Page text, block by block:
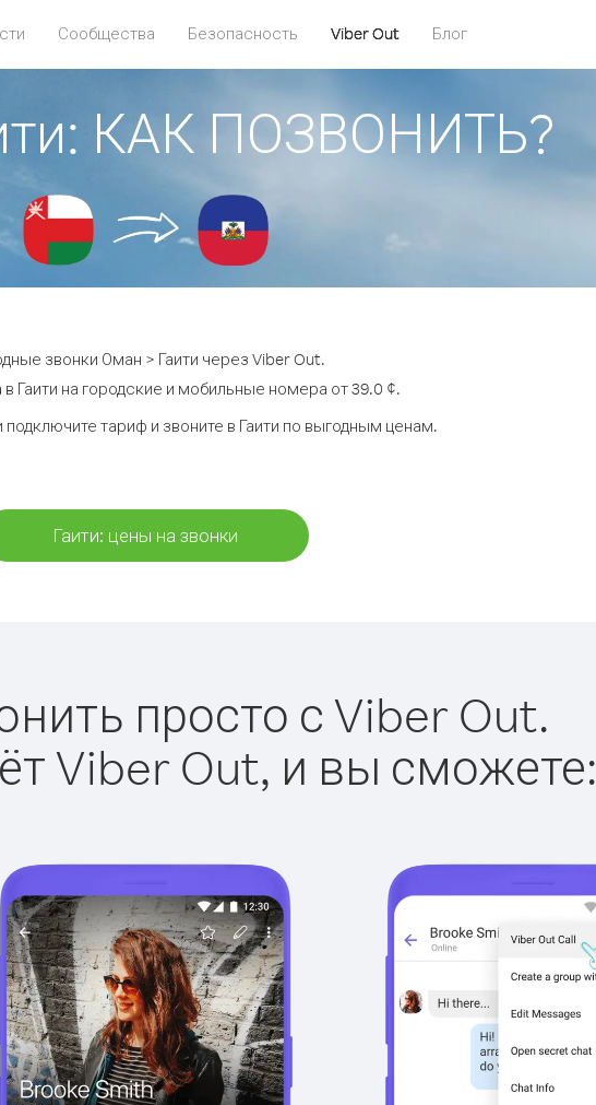
Сообщества Безопасность Viber Out Блог
КАК ПОЗВОНИТЬ?
звонки Оман > Гаити через Viber Out.
в Гаити на городские и мобильные номера от 39.0 ¢.
подключите тариф и звоните в Гаити по выгодным ценам.
Гаити: цены на звонки
просто с Viber Out.
Viber Out, и вы сможете: